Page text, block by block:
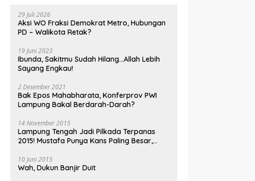
29 Juli 2026
Aksi WO Fraksi Demokrat Metro, Hubungan
PD – Walikota Retak?
19 Juni 2023
Ibunda, Sakitmu Sudah Hilang…Allah Lebih
Sayang Engkau!
2 Desember 2021
Bak Epos Mahabharata, Konferprov PWI
Lampung Bakal Berdarah-Darah?
14 November 2015
Lampung Tengah Jadi Pilkada Terpanas
2015! Mustafa Punya Kans Paling Besar,
10 Juni 2015
Wah, Dukun Banjir Duit